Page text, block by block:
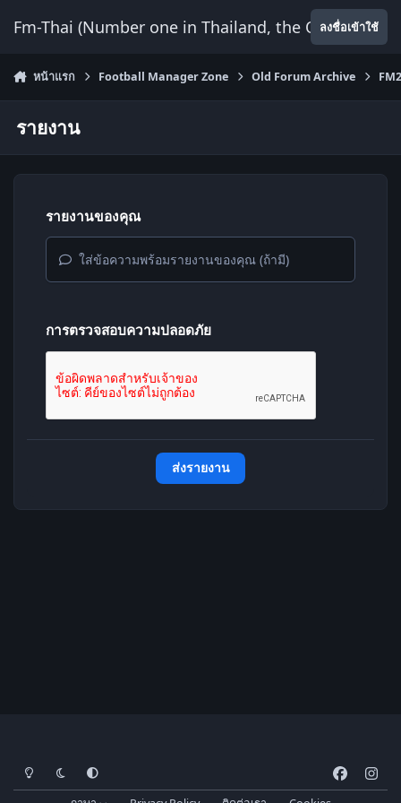
Fm-Thai (Number one in Thailand, the Onlyลงชื่อเข้าใช้
หน้าแรก Football Manager Zone Old Forum Archive
รายงาน
รายงานของคุณ
ใส่ข้อความพร้อมรายงานของคุณ (ถ้ามี)
การตรวจสอบความปลอดภัย
ส่งรายงาน
โหมดสว่างโหมดมืด การตั้งค่าระบบ
a
n